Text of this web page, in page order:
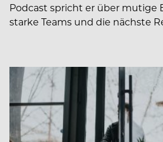
Podcast spricht er über mutige
starke Teams und die nächste